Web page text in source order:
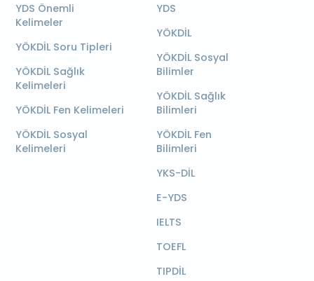
YDS Önemli
Kelimeler
YÖKDİL Soru Tipleri
YÖKDİL Sağlık
Kelimeleri
YÖKDİL Fen Kelimeleri
YÖKDİL Sosyal
Kelimeleri
YDS
YÖKDİL
YÖKDİL Sosyal
Bilimler
YÖKDİL Sağlık
Bilimleri
YÖKDİL Fen
Bilimleri
YKS-DİL
E-YDS
IELTS
TOEFL
TIPDİL